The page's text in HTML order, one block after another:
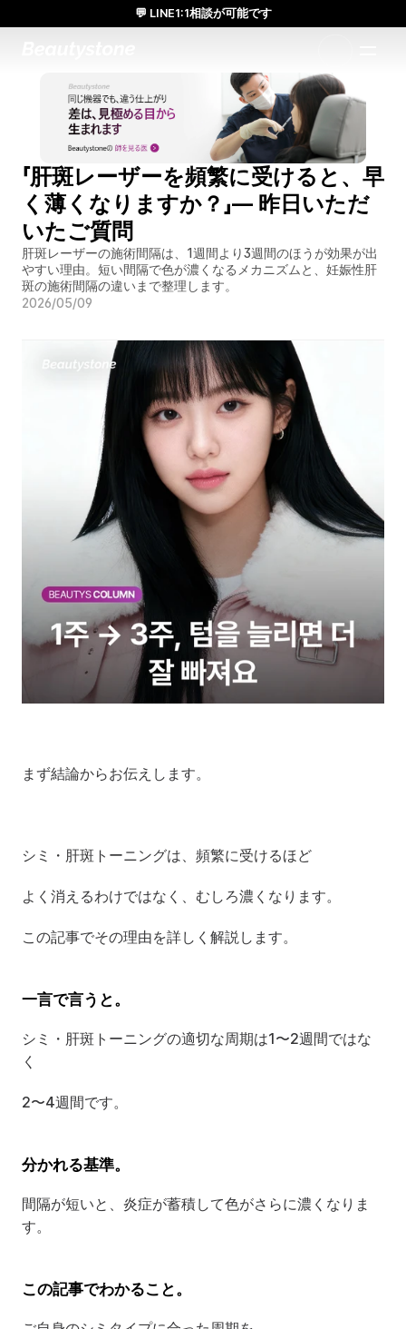
「肝斑レーザーを頻繁に受けると、早
く薄くなりますか？」— 昨日いただ
いたご質問
肝斑レーザーの施術間隔は、1週間より3週間のほうが効果が出
やすい理由。短い間隔で色が濃くなるメカニズムと、妊娠性肝
斑の施術間隔の違いまで整理します。
2026/05/09
まず結論からお伝えします。
シミ・肝斑トーニングは、頻繁に受けるほど
よく消えるわけではなく、むしろ濃くなります。
この記事でその理由を詳しく解説します。
一言で言うと。
シミ・肝斑トーニングの適切な周期は1〜2週間ではな
く
2〜4週間です。
分かれる基準。
間隔が短いと、炎症が蓄積して色がさらに濃くなりま
す。
この記事でわかること。
💬 LINE1:1相談が可能です
日本人通訳常駐／お得な体験価格／満足度の高い効果